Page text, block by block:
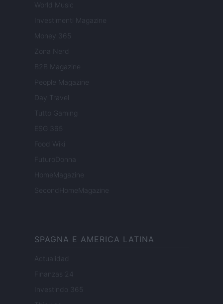
World Music
Investimenti Magazine
Money 365
Zona Nerd
B2B Magazine
People Magazine
Day Travel
Tutto Gaming
ESG 365
Food Wiki
FuturoDonna
HomeMagazine
SecondHomeMagazine
SPAGNA E AMERICA LATINA
Actualidad
Finanzas 24
Investindo 365